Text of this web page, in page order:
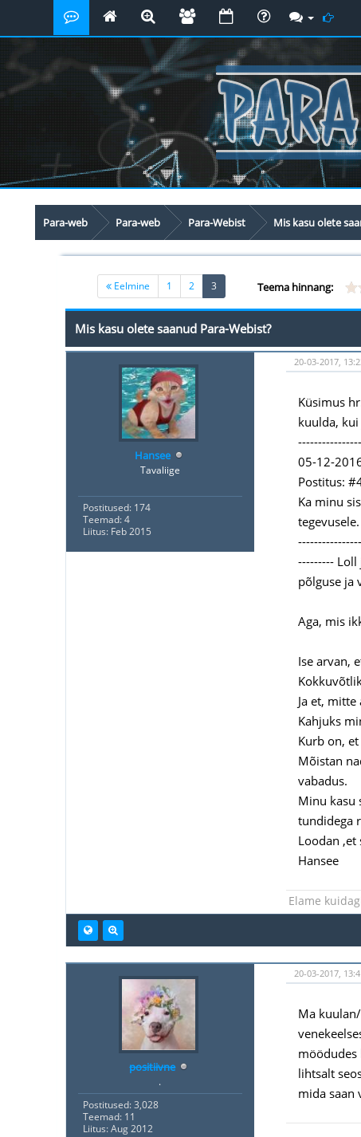
Para-web Para-web Para-Webist Mis kasu olete
Eelmine 1 2 3 Teema hinnang:
Mis kasu olete saanud Para-Webist?
Hansee
Tavaliige
Postitused: 174
Teemad: 4
Liitus: Feb 2015
20-03-2017,
Küsimus
kuulda,
05-12-
Postitus:
Ka minu
tegevusele.
---------
põlguse ja
Aga, mis
Ise arvan,
Ja et,
Kahjuks
Kurb on,
Mõistan
vabadus.
Minu kasu
tundidega
Loodan ,et
Hansee
Elame
positiivne
.
Postitused: 3,028
Teemad: 11
Liitus: Aug 2012
20-03-2017,
Ma
möödudes
lihtsalt
mida saan